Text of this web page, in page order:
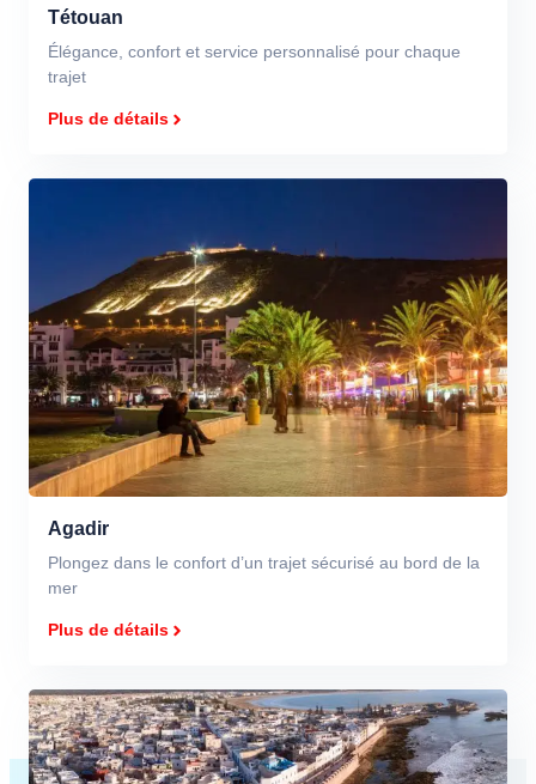
Tétouan
Élégance, confort et service personnalisé pour chaque
trajet
Plus de détails
Agadir
Plongez dans le confort d’un trajet sécurisé au bord de la
mer
Plus de détails